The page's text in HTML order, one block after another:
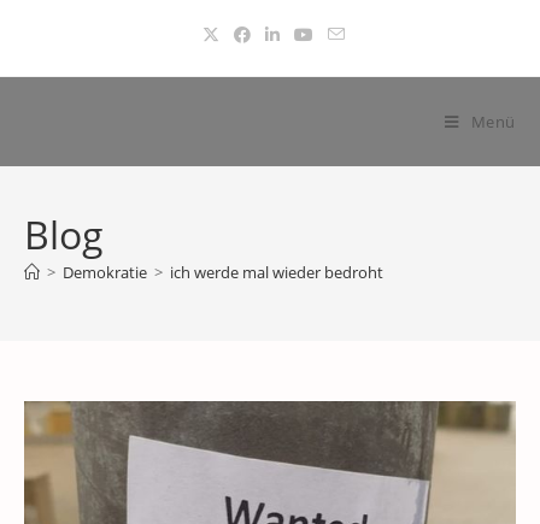
springen
Menü
Blog
> Demokratie > ich werde mal wieder bedroht